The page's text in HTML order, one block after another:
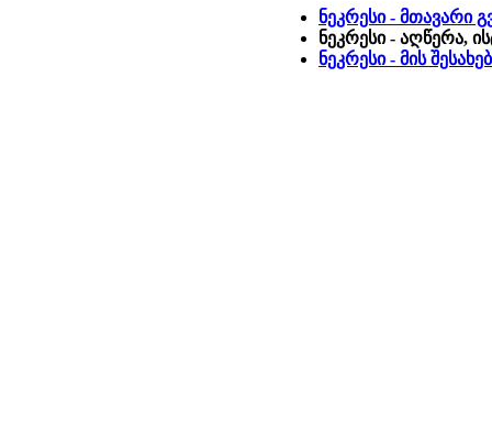
ნეკრესი - მთავარი
ნეკრესი - აღწერა,
ნეკრესი - მის